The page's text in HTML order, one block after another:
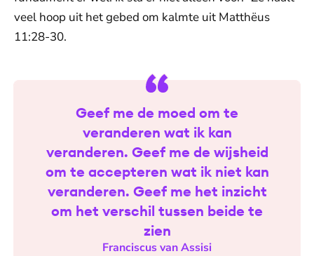
veel hoop uit het gebed om kalmte uit Matthëus
11:28-30.
Franciscus van Assisi
Geef me de moed om te
veranderen wat ik kan
veranderen. Geef me de wijsheid
om te accepteren wat ik niet kan
veranderen. Geef me het inzicht
om het verschil tussen beide te
zien